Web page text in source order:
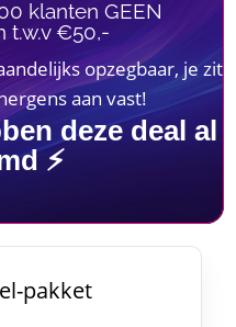
klanten GEEN
t.w.v €50,-
opzegbaar, je zit
aan vast!
deze deal al
⚡
pakket